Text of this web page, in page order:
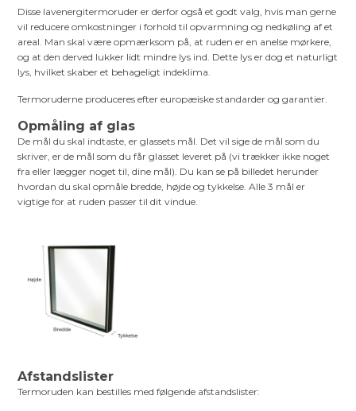
Disse lavenergitermoruder er derfor også et godt valg, hvis man gerne
vil reducere omkostninger i forhold til opvarmning og nedkøling af et
areal. Man skal være opmærksom på, at ruden er en anelse mørkere,
og at den derved lukker lidt mindre lys ind. Dette lys er dog et naturligt
lys, hvilket skaber et behageligt indeklima.
Termoruderne produceres efter europæiske standarder og garantier.
Opmåling af glas
De mål du skal indtaste, er glassets mål. Det vil sige de mål som du
skriver, er de mål som du får glasset leveret på (vi trækker ikke noget
fra eller lægger noget til, dine mål). Du kan se på billedet herunder
hvordan du skal opmåle bredde, højde og tykkelse. Alle 3 mål er
vigtige for at ruden passer til dit vindue.
Afstandslister
Termoruden kan bestilles med følgende afstandslister: